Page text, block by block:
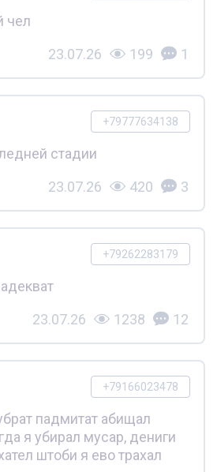
чел
23.07.26 199 1
+79777634138
стадии
23.07.26 420 3
+79262283179
23.07.26 1238 12
+79166023478
падмитат абищал
я убирал мусар, дениги
штоби я ево трахал